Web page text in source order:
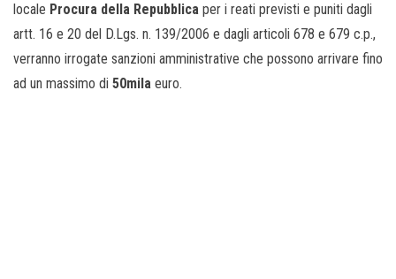
locale Procura della Repubblica per i reati previsti e puniti dagli
artt. 16 e 20 del D.Lgs. n. 139/2006 e dagli articoli 678 e 679 c.p.,
verranno irrogate sanzioni amministrative che possono arrivare fino
ad un massimo di 50mila euro.